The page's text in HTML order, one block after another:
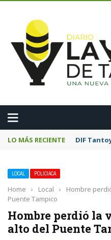
LO MÁS RECIENTE DIF
LOCAL POLICIACA
Home › Local ›
Hombre
Puente Tampico
Hombre perdió la
alto del Puente